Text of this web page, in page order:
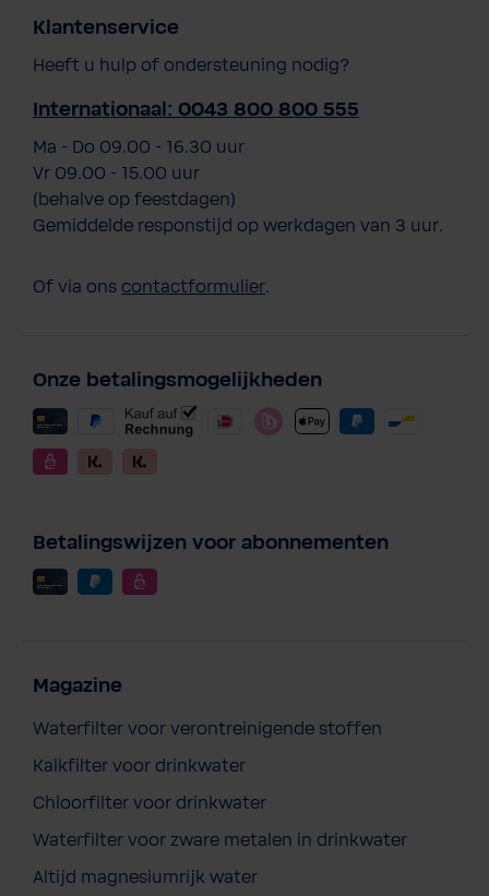
Klantenservice
Heeft u hulp of ondersteuning nodig?
Internationaal: 0043 800 800 555
Ma - Do 09.00 - 16.30 uur
Vr 09.00 - 15.00 uur
(behalve op feestdagen)
Gemiddelde responstijd op werkdagen van 3 uur.
Of via ons contactformulier.
Onze betalingsmogelijkheden
Betalingswijzen voor abonnementen
Magazine
Waterfilter voor verontreinigende stoffen
Kalkfilter voor drinkwater
Chloorfilter voor drinkwater
Waterfilter voor zware metalen in drinkwater
Altijd magnesiumrijk water